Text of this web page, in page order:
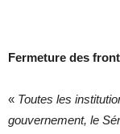
Fermeture des
« Toutes les
gouvernement, le